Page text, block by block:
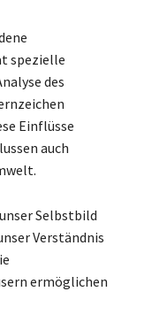
spezielle
des
Einflüsse
auch
Selbstbild
Verständnis
ermöglichen